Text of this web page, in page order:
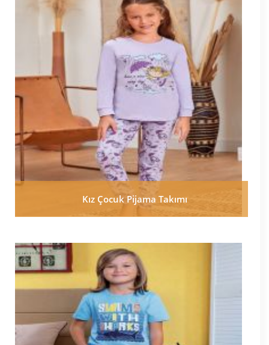
Kız Çocuk Pijama Takımı